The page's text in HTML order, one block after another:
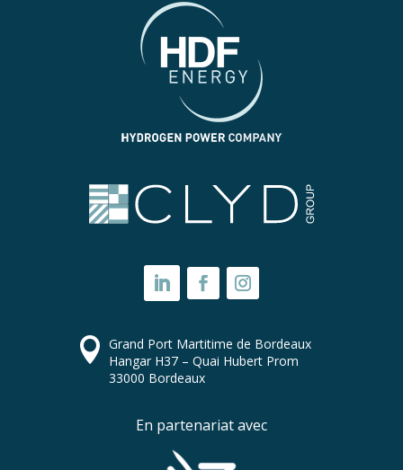
 Grand Port Martitime de Bordeaux
Hangar H37 – Quai Hubert Prom
33000 Bordeaux
En partenariat avec